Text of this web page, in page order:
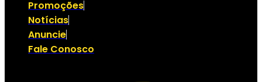
Promoções
Notícias
Anuncie
Fale Conosco